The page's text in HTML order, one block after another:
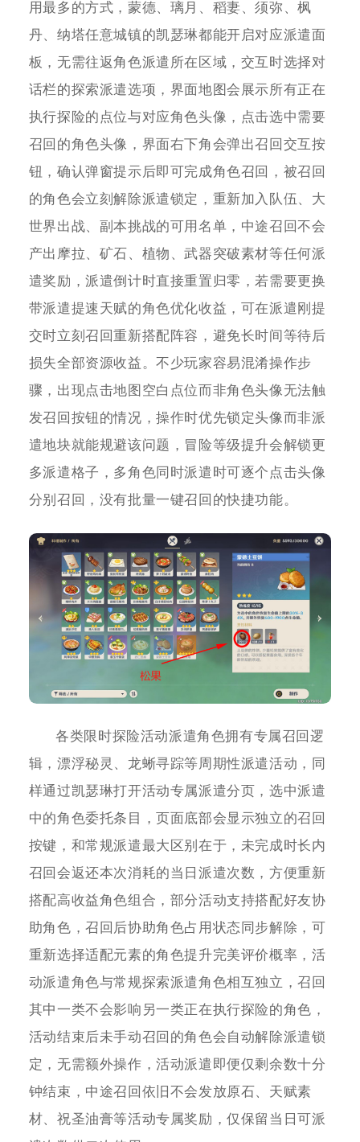
用最多的方式，蒙德、璃月、稻妻、须弥、枫
丹、纳塔任意城镇的凯瑟琳都能开启对应派遣面
板，无需往返角色派遣所在区域，交互时选择对
话栏的探索派遣选项，界面地图会展示所有正在
执行探险的点位与对应角色头像，点击选中需要
召回的角色头像，界面右下角会弹出召回交互按
钮，确认弹窗提示后即可完成角色召回，被召回
的角色会立刻解除派遣锁定，重新加入队伍、大
世界出战、副本挑战的可用名单，中途召回不会
产出摩拉、矿石、植物、武器突破素材等任何派
遣奖励，派遣倒计时直接重置归零，若需要更换
带派遣提速天赋的角色优化收益，可在派遣刚提
交时立刻召回重新搭配阵容，避免长时间等待后
损失全部资源收益。不少玩家容易混淆操作步
骤，出现点击地图空白点位而非角色头像无法触
发召回按钮的情况，操作时优先锁定头像而非派
遣地块就能规避该问题，冒险等级提升会解锁更
多派遣格子，多角色同时派遣时可逐个点击头像
分别召回，没有批量一键召回的快捷功能。
各类限时探险活动派遣角色拥有专属召回逻
辑，漂浮秘灵、龙蜥寻踪等周期性派遣活动，同
样通过凯瑟琳打开活动专属派遣分页，选中派遣
中的角色委托条目，页面底部会显示独立的召回
按键，和常规派遣最大区别在于，未完成时长内
召回会返还本次消耗的当日派遣次数，方便重新
搭配高收益角色组合，部分活动支持搭配好友协
助角色，召回后协助角色占用状态同步解除，可
重新选择适配元素的角色提升完美评价概率，活
动派遣角色与常规探索派遣角色相互独立，召回
其中一类不会影响另一类正在执行探险的角色，
活动结束后未手动召回的角色会自动解除派遣锁
定，无需额外操作，活动派遣即便仅剩余数十分
钟结束，中途召回依旧不会发放原石、天赋素
材、祝圣油膏等活动专属奖励，仅保留当日可派